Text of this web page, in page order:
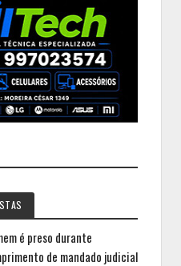
é preso durante
de mandado judicial